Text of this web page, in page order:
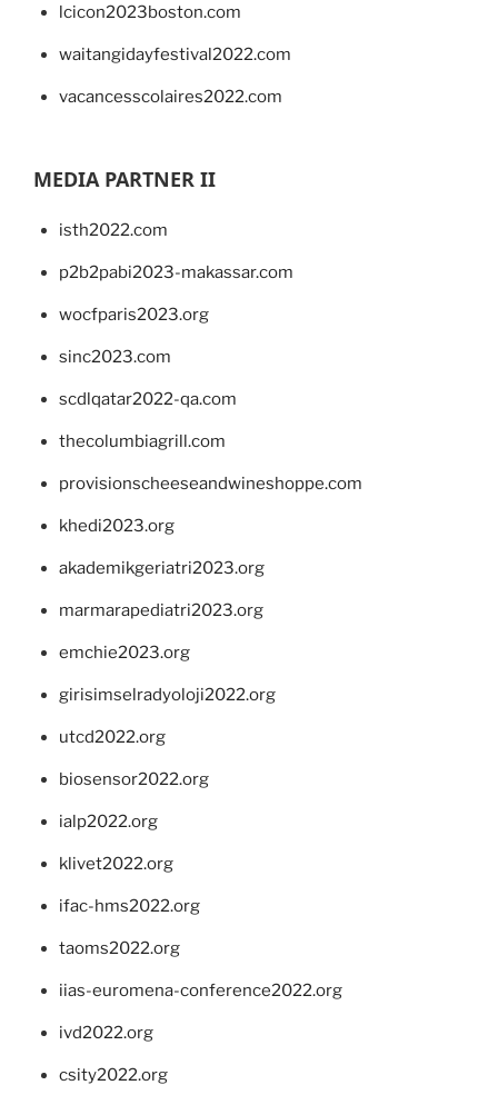
lcicon2023boston.com
waitangidayfestival2022.com
vacancesscolaires2022.com
MEDIA PARTNER II
isth2022.com
p2b2pabi2023-makassar.com
wocfparis2023.org
sinc2023.com
scdlqatar2022-qa.com
thecolumbiagrill.com
provisionscheeseandwineshoppe.com
khedi2023.org
akademikgeriatri2023.org
marmarapediatri2023.org
emchie2023.org
girisimselradyoloji2022.org
utcd2022.org
biosensor2022.org
ialp2022.org
klivet2022.org
ifac-hms2022.org
taoms2022.org
iias-euromena-conference2022.org
ivd2022.org
csity2022.org